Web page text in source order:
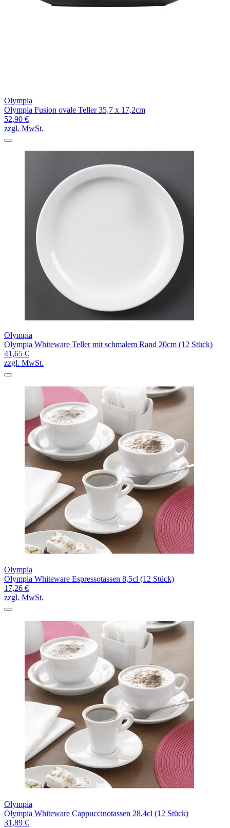
Olympia
Olympia Fusion ovale Teller 35,7 x 17,2cm
52,90 €
zzgl. MwSt.
Olympia
Olympia Whiteware Teller mit schmalem Rand 20cm (12 Stück)
41,65 €
zzgl. MwSt.
Olympia
Olympia Whiteware Espressotassen 8,5cl (12 Stück)
17,26 €
zzgl. MwSt.
Olympia
Olympia Whiteware Cappuccinotassen 28,4cl (12 Stück)
31,89 €